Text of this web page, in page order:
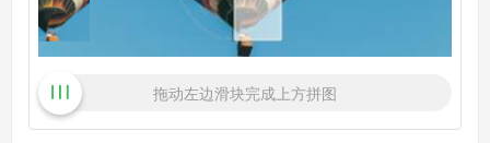
拖动左边滑块完成上方拼图